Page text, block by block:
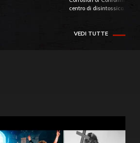
centro di
VEDI TUTTE